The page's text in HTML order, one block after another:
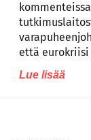
että
Lue lisää